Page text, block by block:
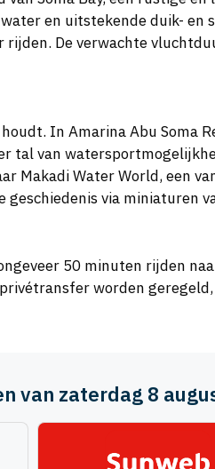
en uitstekende duik- en
De verwachte
In Amarina Abu Soma
tal van
Makadi Water World, een
via miniaturen
50 minuten rijden
worden
van zaterdag 8